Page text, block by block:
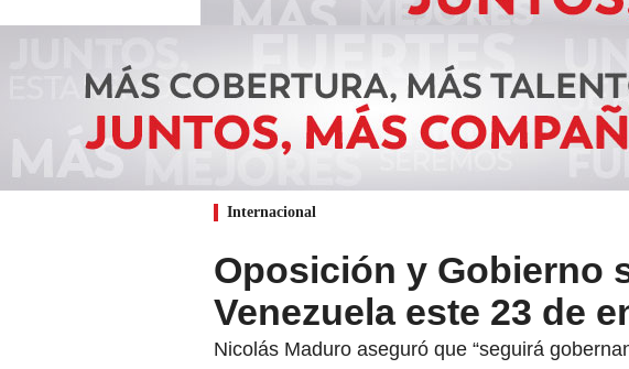
Internacional
Oposición y Gobierno
Venezuela este 23 de
Nicolás Maduro aseguró que “seguirá